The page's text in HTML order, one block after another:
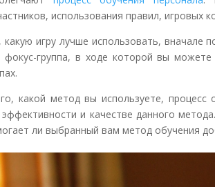
использования правил, игровых
игру лучше использовать,
группа, в ходе которой вы можете
какой метод вы используете, процесс
и качестве данного
ли выбранный вам метод обучения